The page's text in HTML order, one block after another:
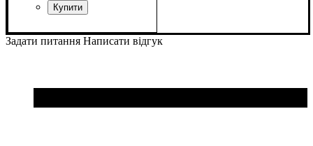
Задати питання Написати відгук